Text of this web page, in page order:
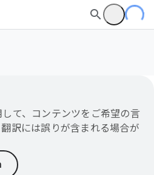
て、コンテンツをご希望の言
訳には誤りが含まれる場合が